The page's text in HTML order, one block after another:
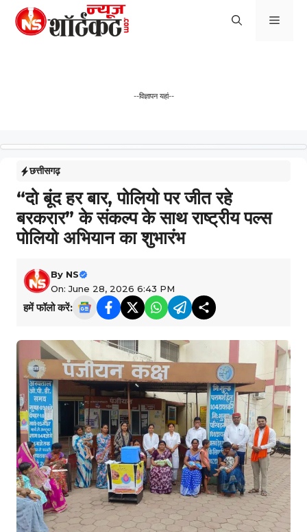
Skip
--विज्ञापन यहां--
छत्तीसगढ़
“दो बूंद हर बार, पोलियो पर जीत रहे
बरकरार” के संकल्प के साथ राष्ट्रीय पल्स
पोलियो अभियान का शुभारंभ
By NS
On: June 28, 2026 6:43 PM
हमें फॉलो करें: